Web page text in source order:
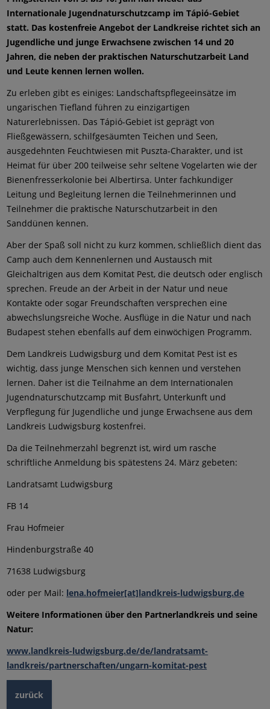
Internationale Jugendnaturschutzcamp im Tápió-Gebiet
statt. Das kostenfreie Angebot der Landkreise richtet sich an
Jugendliche und junge Erwachsene zwischen 14 und 20
Jahren, die neben der praktischen Naturschutzarbeit Land
und Leute kennen lernen wollen.
Zu erleben gibt es einiges: Landschaftspflegeeinsätze im
ungarischen Tiefland führen zu einzigartigen
Naturerlebnissen. Das Tápió-Gebiet ist geprägt von
Fließgewässern, schilfgesäumten Teichen und Seen,
ausgedehnten Feuchtwiesen mit Puszta-Charakter, und ist
Heimat für über 200 teilweise sehr seltene Vogelarten wie der
Bienenfresserkolonie bei Albertirsa. Unter fachkundiger
Leitung und Begleitung lernen die Teilnehmerinnen und
Teilnehmer die praktische Naturschutzarbeit in den
Sanddünen kennen.
Aber der Spaß soll nicht zu kurz kommen, schließlich dient das
Camp auch dem Kennenlernen und Austausch mit
Gleichaltrigen aus dem Komitat Pest, die deutsch oder englisch
sprechen. Freude an der Arbeit in der Natur und neue
Kontakte oder sogar Freundschaften versprechen eine
abwechslungsreiche Woche. Ausflüge in die Natur und nach
Budapest stehen ebenfalls auf dem einwöchigen Programm.
Dem Landkreis Ludwigsburg und dem Komitat Pest ist es
wichtig, dass junge Menschen sich kennen und verstehen
lernen. Daher ist die Teilnahme an dem Internationalen
Jugendnaturschutzcamp mit Busfahrt, Unterkunft und
Verpflegung für Jugendliche und junge Erwachsene aus dem
Landkreis Ludwigsburg kostenfrei.
Da die Teilnehmerzahl begrenzt ist, wird um rasche
schriftliche Anmeldung bis spätestens 24. März gebeten:
Landratsamt Ludwigsburg
FB 14
Frau Hofmeier
Hindenburgstraße 40
71638 Ludwigsburg
oder per Mail: lena.hofmeier[at]landkreis-ludwigsburg.de
Weitere Informationen über den Partnerlandkreis und seine
Natur:
www.landkreis-ludwigsburg.de/de/landratsamt-
landkreis/partnerschaften/ungarn-komitat-pest
zurück